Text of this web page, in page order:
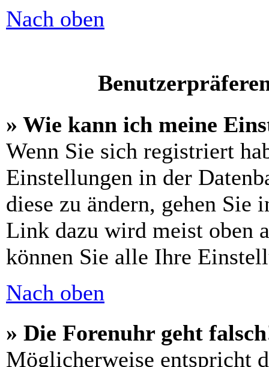
Nach oben
» Wie kann ich meine
Wenn Sie sich registriert
Einstellungen in der
diese zu ändern, gehen Sie
Link dazu wird meist oben
können Sie alle Ihre
Nach oben
» Die Forenuhr geht
Möglicherweise entspricht